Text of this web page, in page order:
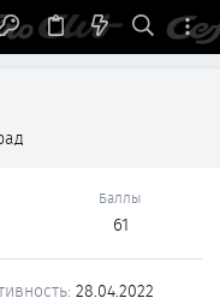
Баллы
61
28.04.2022